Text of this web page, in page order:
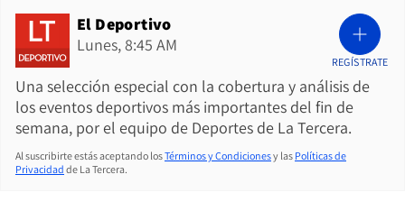
El Deportivo
Lunes, 8:45 AM
Una selección especial con la cobertura y análisis de
los eventos deportivos más importantes del fin de
semana, por el equipo de Deportes de La Tercera.
REGÍSTRATE
Al suscribirte estás aceptando losTérminos y Condicionesy las Políticas de
Privacidad de La Tercera.